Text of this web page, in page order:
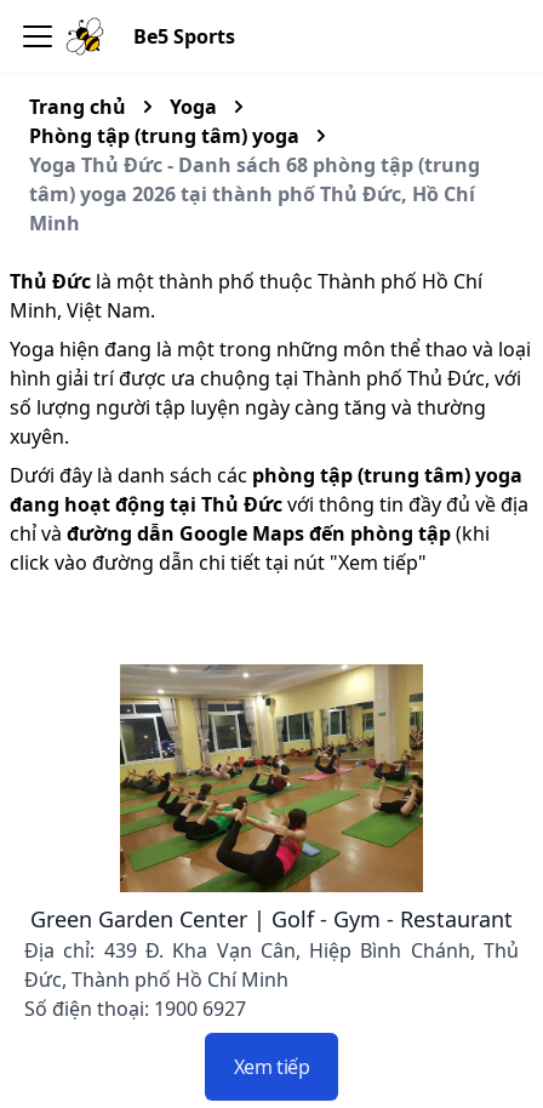
Be5 Sports
Trang chủ
Yoga
Phòng tập (trung tâm) yoga
Yoga Thủ Đức - Danh sách 68 phòng tập (trung
tâm) yoga 2026 tại thành phố Thủ Đức, Hồ Chí
Minh
Thủ Đức là một thành phố thuộc Thành phố Hồ Chí
Minh, Việt Nam.
Yoga hiện đang là một trong những môn thể thao và loại
hình giải trí được ưa chuộng tại Thành phố Thủ Đức, với
số lượng người tập luyện ngày càng tăng và thường
xuyên.
Dưới đây là danh sách các phòng tập (trung tâm) yoga
đang hoạt động tại Thủ Đứcvới thông tin đầy đủ về địa
chỉ và đường dẫn Google Maps đến phòng tập(khi
click vào đường dẫn chi tiết tại nút "Xem tiếp"
Green Garden Center | Golf - Gym - Restaurant
Địa chỉ: 439 Đ. Kha Vạn Cân, Hiệp Bình Chánh, Thủ
Đức, Thành phố Hồ Chí Minh
Số điện thoại: 1900 6927
Xem tiếp